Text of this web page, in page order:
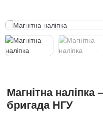
Магнітна наліпка
бригада НГУ